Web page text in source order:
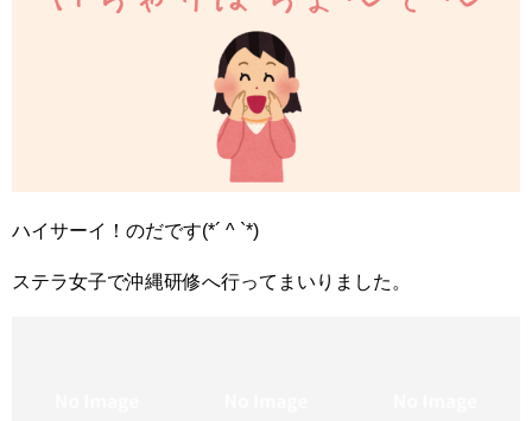
ハイサーイ！のだです(*´ ^ `*)
ステラ女子で沖縄研修へ行ってまいりました。